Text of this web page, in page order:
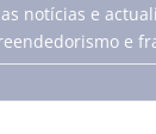
notícias e
e